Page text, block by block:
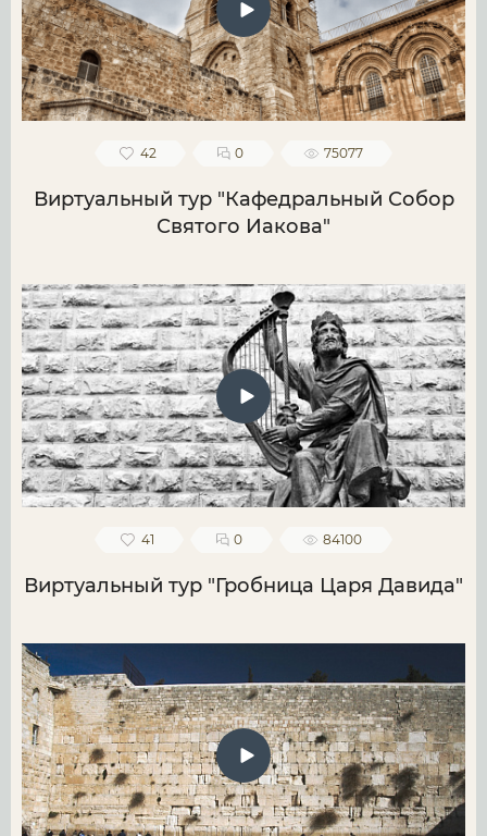
42 0 75077
Виртуальный тур "Кафедральный Собор
Святого Иакова"
41 0 84100
Виртуальный тур "Гробница Царя Давида"